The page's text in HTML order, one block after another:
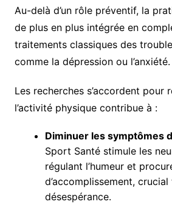
Au-delà d’un rôle préventif, la
de plus en plus intégrée en
traitements classiques des
comme la dépression ou l’anxiété.
Les recherches s’accordent pour
l’activité physique contribue à :
Diminuer les symptômes
Sport Santé stimule les
régulant l’humeur et
d’accomplissement,
désespérance.